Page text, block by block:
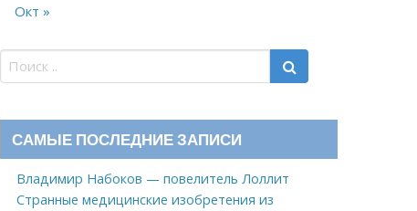
Окт »
САМЫЕ ПОСЛЕДНИЕ ЗАПИСИ
Владимир Набоков — повелитель Лоллит
Странные медицинские изобретения из